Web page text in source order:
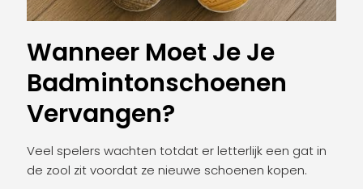
Wanneer Moet Je Je
Badmintonschoenen
Vervangen?
Veel spelers wachten totdat er letterlijk een gat in
de zool zit voordat ze nieuwe schoenen kopen.